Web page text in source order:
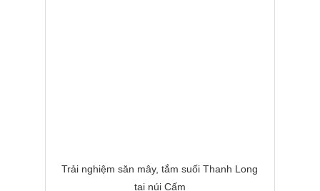
Trải nghiệm săn mây, tắm suối Thanh Long
tại núi Cấm